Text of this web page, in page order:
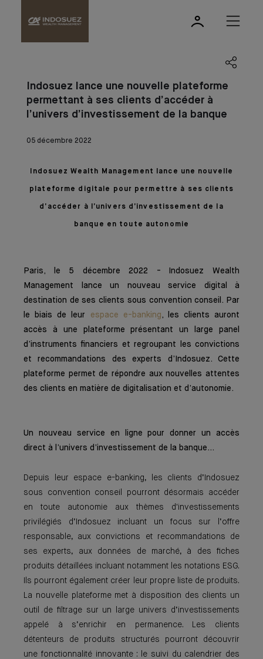
Indosuez lance une nouvelle plateforme
permettant à ses clients d’accéder à
l’univers d’investissement de la banque
05 décembre 2022
Indosuez Wealth Management lance une nouvelle
plateforme digitale pour permettre à ses clients
d’accéder à l’univers d’investissement de la
banque en toute autonomie
Paris, le 5 décembre 2022 - Indosuez Wealth
Management lance un nouveau service digital à
destination de ses clients sous convention conseil. Par
le biais de leur
espace e-banking, les clients auront
accès à une plateforme présentant un large panel
d’instruments financiers et regroupant les convictions
et recommandations des experts d’Indosuez. Cette
plateforme permet de répondre aux nouvelles attentes
des clients en matière de digitalisation et d’autonomie.
Un nouveau service en ligne pour donner un accès
direct à l’univers d’investissement de la banque…
Depuis leur espace e-banking, les clients d’Indosuez
sous convention conseil pourront désormais accéder
en toute autonomie aux thèmes d'investissements
privilégiés d’Indosuez incluant un focus sur l’offre
responsable, aux convictions et recommandations de
ses experts, aux données de marché, à des fiches
produits détaillées incluant notamment les notations ESG.
Ils pourront également créer leur propre liste de produits.
La nouvelle plateforme met à disposition des clients un
outil de filtrage sur un large univers d’investissements
appelé à s’enrichir en permanence. Les clients
détenteurs de produits structurés pourront découvrir
une fonctionnalité innovante : le suivi du calendrier des